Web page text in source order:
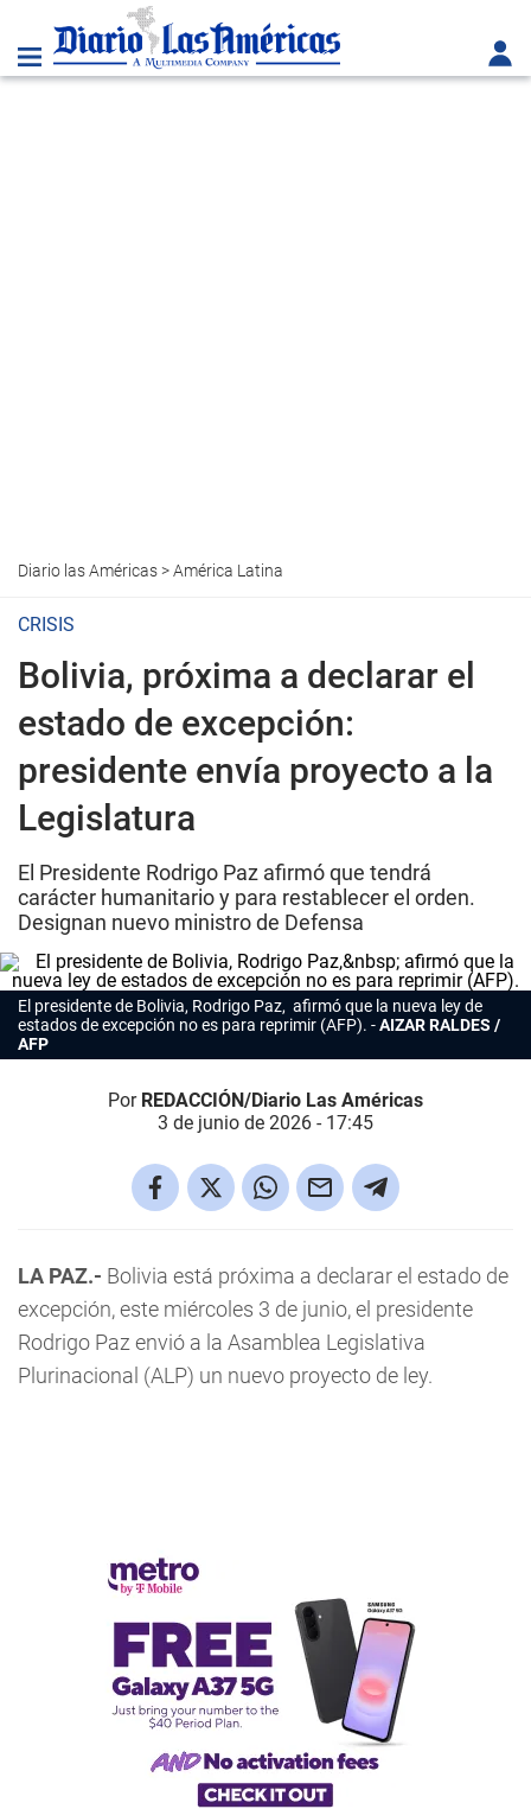
Diario las Américas>América Latina
CRISIS
Bolivia, próxima a declarar el
estado de excepción:
presidente envía proyecto a la
Legislatura
El Presidente Rodrigo Paz afirmó que tendrá
carácter humanitario y para restablecer el orden.
Designan nuevo ministro de Defensa
El presidente de Bolivia, Rodrigo Paz, afirmó que la nueva ley de
estados de excepción no es para reprimir (AFP).
AIZAR RALDES /
AFP
Por REDACCIÓN/Diario Las Américas
3 de junio de 2026 - 17:45
LA PAZ.- Bolivia está próxima a declarar el estado de
excepción, este miércoles 3 de junio, el presidente
Rodrigo Paz envió a la Asamblea Legislativa
Plurinacional (ALP) un nuevo proyecto de ley.